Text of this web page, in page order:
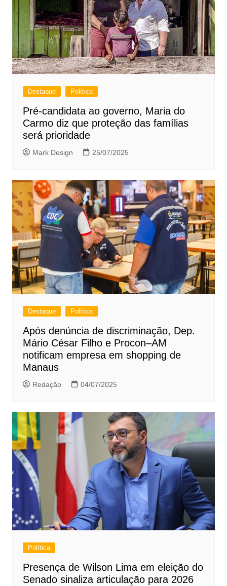
Destaque Política
Pré-candidata ao governo, Maria do
Carmo diz que proteção das famílias
será prioridade
Mark Design 25/07/2025
Destaque Política
Após denúncia de discriminação, Dep.
Mário César Filho e Procon–AM
notificam empresa em shopping de
Manaus
Redação 04/07/2025
Política
Presença de Wilson Lima em eleição do
Senado sinaliza articulação para 2026